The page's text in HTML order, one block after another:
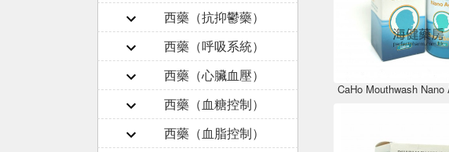
西藥（抗抑鬱藥）
西藥（呼吸系統）
西藥（心臟血壓）
西藥（血糖控制）
西藥（血脂控制）
CaHo Mouthwash Nano